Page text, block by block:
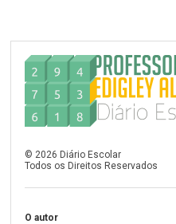
© 2026 Diário Escolar
Todos os Direitos Reservados
O autor